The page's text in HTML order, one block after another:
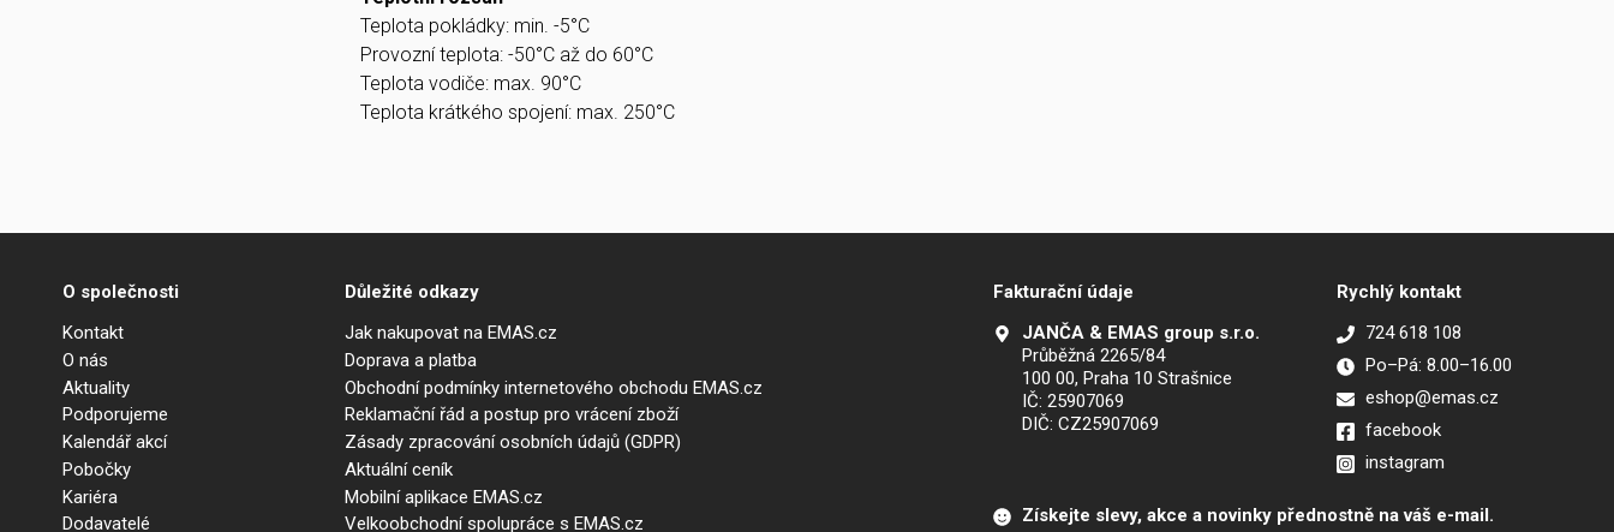
Teplota pokládky: min. -5°C
Provozní teplota: -50°C až do 60°C
Teplota vodiče: max. 90°C
Teplota krátkého spojení: max. 250°C
O společnosti
Kontakt
O nás
Aktuality
Podporujeme
Kalendář akcí
Pobočky
Kariéra
Dodavatelé
Důležité odkazy
Jak nakupovat na EMAS.cz
Doprava a platba
Obchodní podmínky internetového obchodu EMAS.cz
Reklamační řád a postup pro vrácení zboží
Zásady zpracování osobních údajů (GDPR)
Aktuální ceník
Mobilní aplikace EMAS.cz
Velkoobchodní spolupráce s EMAS.cz
Fakturační údaje
JANČA & EMAS group s.r.o.
Průběžná 2265/84
100 00, Praha 10 Strašnice
IČ: 25907069
DIČ: CZ25907069
Rychlý kontakt
724 618 108
Po–Pá: 8.00–16.00
eshop@emas.cz
facebook
instagram
Získejte slevy, akce a novinky přednostně na váš e-mail.